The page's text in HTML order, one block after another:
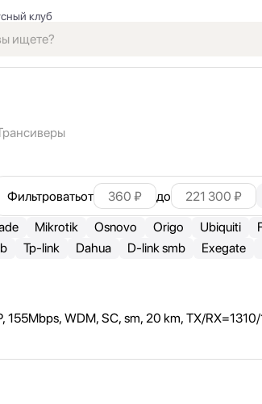
клуб
Фильтроватьот до
Mikrotik Osnovo Origo Ubiquiti
Tp-link Dahua D-link smb Exegate
155Mbps, WDM, SC, sm, 20 km, TX/RX=1310/